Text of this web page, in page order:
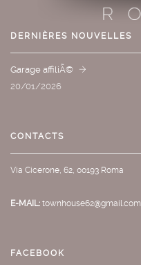
DERNIÈRES NOUVELLES
Garage affiliÃ©
20/01/2026
CONTACTS
Via Cicerone, 62, 00193 Roma
E-MAIL: townhouse62@gmail.com
FACEBOOK